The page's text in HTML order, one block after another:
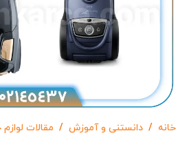
خانه دانستنی و آموزش مقالات